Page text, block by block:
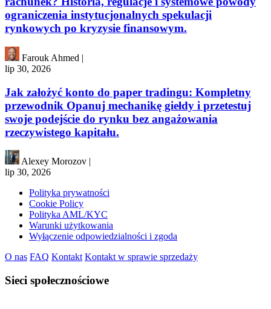
ograniczenia instytucjonalnych spekulacji
rynkowych po kryzysie finansowym.
Farouk Ahmed |
lip 30, 2026
Jak założyć konto do paper tradingu: Kompletny
przewodnik Opanuj mechanikę giełdy i przetestuj
swoje podejście do rynku bez angażowania
rzeczywistego kapitału.
Alexey Morozov |
lip 30, 2026
Polityka prywatności
Cookie Policy
Polityka AML/KYC
Warunki użytkowania
Wyłączenie odpowiedzialności i zgoda
O nas FAQ Kontakt Kontakt w sprawie sprzedaży
Sieci społecznościowe